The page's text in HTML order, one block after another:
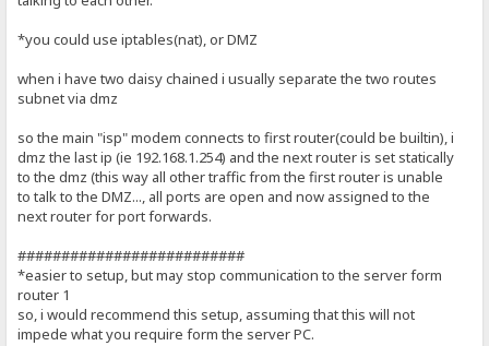
*you could use iptables(nat), or DMZ
when i have two daisy chained i usually separate the two routes
subnet via dmz
so the main "isp" modem connects to first router(could be builtin), i
dmz the last ip (ie 192.168.1.254) and the next router is set statically
to the dmz (this way all other traffic from the first router is unable
to talk to the DMZ..., all ports are open and now assigned to the
next router for port forwards.
##########################
*easier to setup, but may stop communication to the server form
router 1
so, i would recommend this setup, assuming that this will not
impede what you require form the server PC.